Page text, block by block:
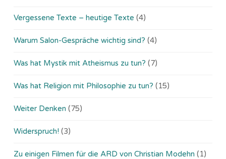
Vergessene Texte – heutige Texte (4)
Warum Salon-Gespräche wichtig sind? (4)
Was hat Mystik mit Atheismus zu tun? (7)
Was hat Religion mit Philosophie zu tun? (15)
Weiter Denken (75)
Widerspruch! (3)
Zu einigen Filmen für die ARD von Christian Modehn (1)